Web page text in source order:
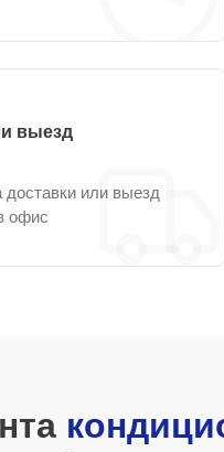
выезд
или выезд
офис